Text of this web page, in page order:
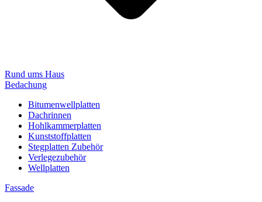
Rund ums Haus
Bedachung
Bitumenwellplatten
Dachrinnen
Hohlkammerplatten
Kunststoffplatten
Stegplatten Zubehör
Verlegezubehör
Wellplatten
Fassade